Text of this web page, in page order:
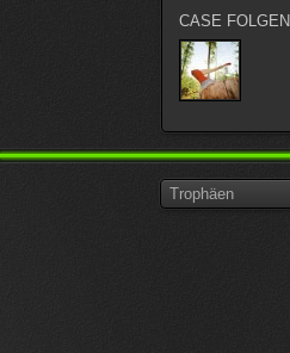
CASE FOLGEN
Trophäen